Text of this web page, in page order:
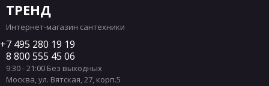
ТРЕНД
Интернет-магазин сантехники
7 495 280 19 19
8 800 555 45 06
9:30 - 21:00 Без выходных
Москва,ул. Вятская, 27, корп.5